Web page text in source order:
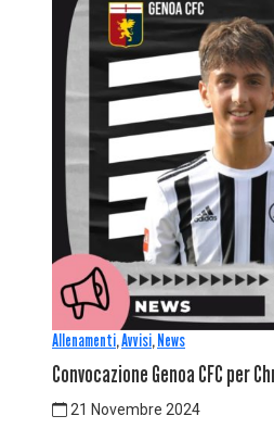
Allenamenti,Avvisi,News
Convocazione Genoa CFC per
21 Novembre 2024